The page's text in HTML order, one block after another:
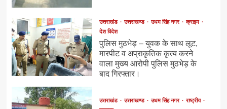
उत्तराखंड उत्तराखण्ड उधम सिंह नगर
क्राइम
देश विदेश
पुलिस मुठभेड़ – युवक के साथ लूट,
मारपीट व अप्राकृतिक कृत्य करने
वाला मुख्य आरोपी पुलिस मुठभेड़ के
बाद गिरफ्तार।
उत्तराखंड उत्तराखण्ड उधम सिंह नगर
राष्ट्रीय